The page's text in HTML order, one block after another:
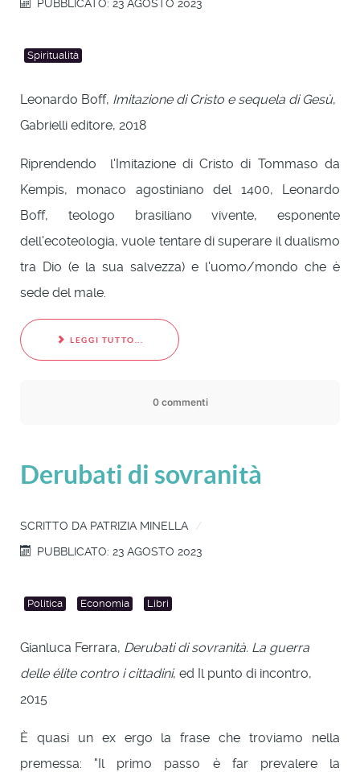
PUBBLICATO: 23 AGOSTO 2023
Spiritualità
Leonardo Boff, Imitazione di Cristo e sequela di Gesù,
Gabrielli editore, 2018
Riprendendo l'Imitazione di Cristo di Tommaso da
Kempis, monaco agostiniano del 1400, Leonardo
Boff, teologo brasiliano vivente, esponente
dell'ecoteologia, vuole tentare di superare il dualismo
tra Dio (e la sua salvezza) e l'uomo/mondo che è
sede del male.
LEGGI TUTTO...
0 commenti
Derubati di sovranità
SCRITTO DA PATRIZIA MINELLA
PUBBLICATO: 23 AGOSTO 2023
Politica Economia Libri
Gianluca Ferrara, Derubati di sovranità. La guerra
delle élite contro i cittadini, ed Il punto di incontro,
2015
È quasi un ex ergo la frase che troviamo nella
premessa: "Il primo passo è far prevalere la